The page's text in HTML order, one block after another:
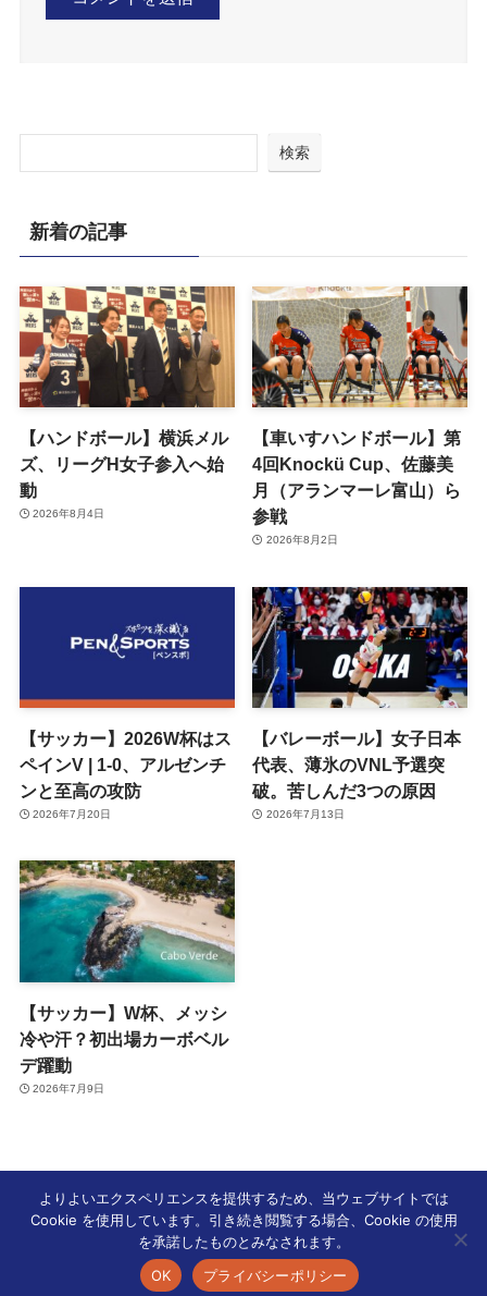
検索
新着の記事
【ハンドボール】横浜メル
ズ、リーグH女子参入へ始
動
2026年8月4日
【車いすハンドボール】第
4回Knockü Cup、佐藤美
月（アランマーレ富山）ら
参戦
2026年8月2日
【サッカー】2026W杯はス
ペインV | 1-0、アルゼンチ
ンと至高の攻防
2026年7月20日
【バレーボール】女子日本
代表、薄氷のVNL予選突
破。苦しんだ3つの原因
2026年7月13日
【サッカー】W杯、メッシ
冷や汗？初出場カーボベル
デ躍動
2026年7月9日
よりよいエクスペリエンスを提供するため、当ウェブサイトでは
Cookie を使用しています。引き続き閲覧する場合、Cookie の使用
を承諾したものとみなされます。
OK
プライバシーポリシー